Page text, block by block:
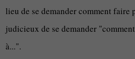
lieu de se demander comment
judicieux de se demander
à...".